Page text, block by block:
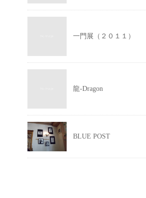
一門展（２０１１）
龍-Dragon
BLUE POST